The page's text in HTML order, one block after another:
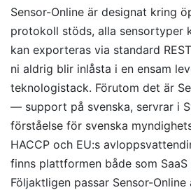
Sensor-Online är designat kring
protokoll stöds, alla sensortyper
kan exporteras via standard
ni aldrig blir inlåsta i en ensam
teknologistack. Förutom det är
— support på svenska, servrar i
förståelse för svenska
HACCP och EU:s
finns plattformen både som
Följaktligen passar Sensor-